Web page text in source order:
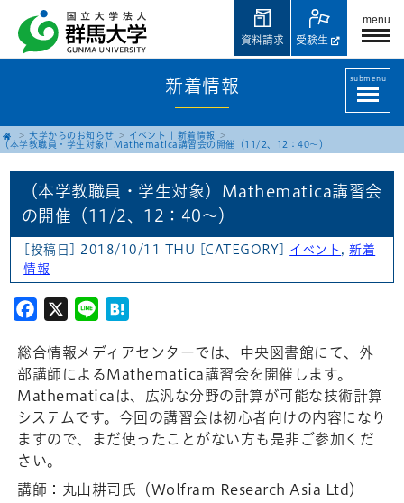
menu
受験生
資料請求
新着情報 submenu
大学からのお知らせ イベント
新着情報
（本学教職員・学生対象）Mathematica講習会の開催（11/2、12：40～）
（本学教職員・学生対象）Mathematica講習会
の開催（11/2、12：40～）
[投稿日] 2018/10/11 THU [CATEGORY] イベント ,新着
情報
Facebook
X Line
総合情報メディアセンターでは、中央図書館にて、外
部講師によるMathematica講習会を開催します。
Mathematicaは、広汎な分野の計算が可能な技術計算
システムです。今回の講習会は初心者向けの内容になり
ますので、まだ使ったことがない方も是非ご参加くだ
さい。
講師：丸山耕司氏（Wolfram Research Asia Ltd）